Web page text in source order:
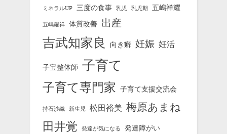
ミネラルUP 三度の食事 乳児 乳児期 五嶋祥耀
五嶋耀祥 体質改善 出産
吉武知家良 向き癖 妊娠 妊活
子宝整体師 子育て
子育て専門家 子育て支援交流会
持石沙織 新生児 松田裕美 梅原あまね
田井覚 発達が気になる 発達障がい